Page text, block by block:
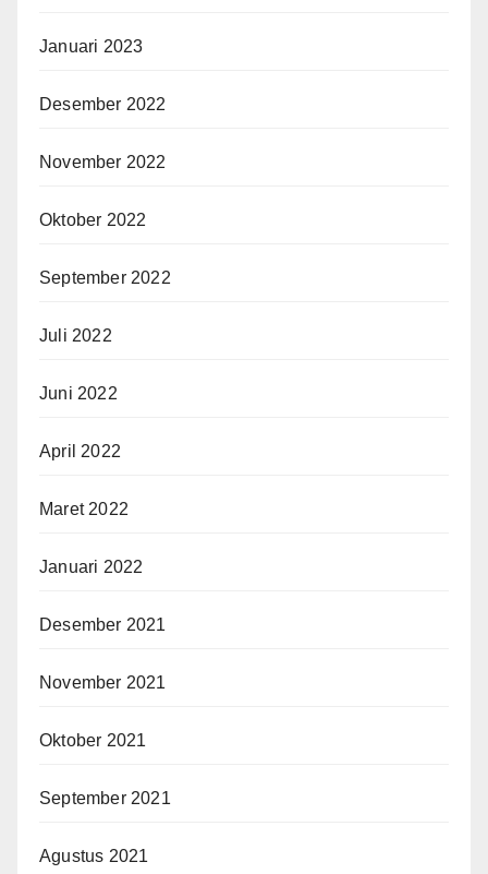
Januari 2023
Desember 2022
November 2022
Oktober 2022
September 2022
Juli 2022
Juni 2022
April 2022
Maret 2022
Januari 2022
Desember 2021
November 2021
Oktober 2021
September 2021
Agustus 2021